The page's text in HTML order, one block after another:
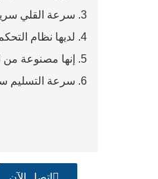
3. سرعة القلي سريعة والكمية كبيرة.
4. لديها نظام التحكم في درجة الحرارة الخاص بها.
5. إنها مصنوعة من الفولاذ المقاوم للصدأ 304، وهو صحي وصحي.
6. سرعة التسليم سريعة.